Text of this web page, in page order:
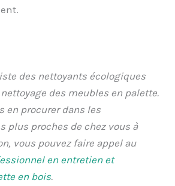
des nettoyants écologiques
des meubles en palette.
en procurer dans les
plus proches de chez vous à
vous pouvez faire appel au
en entretien et
en bois.